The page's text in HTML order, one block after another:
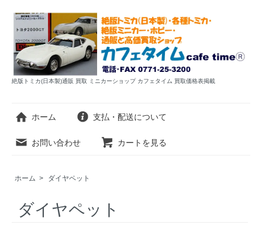
絶版トミカ(日本製)通販 買取 ミニカーショップ カフェタイム 買取価格表掲載
ホーム 支払・配送について
お問い合わせ カートを見る
ホーム > ダイヤペット
ダイヤペット